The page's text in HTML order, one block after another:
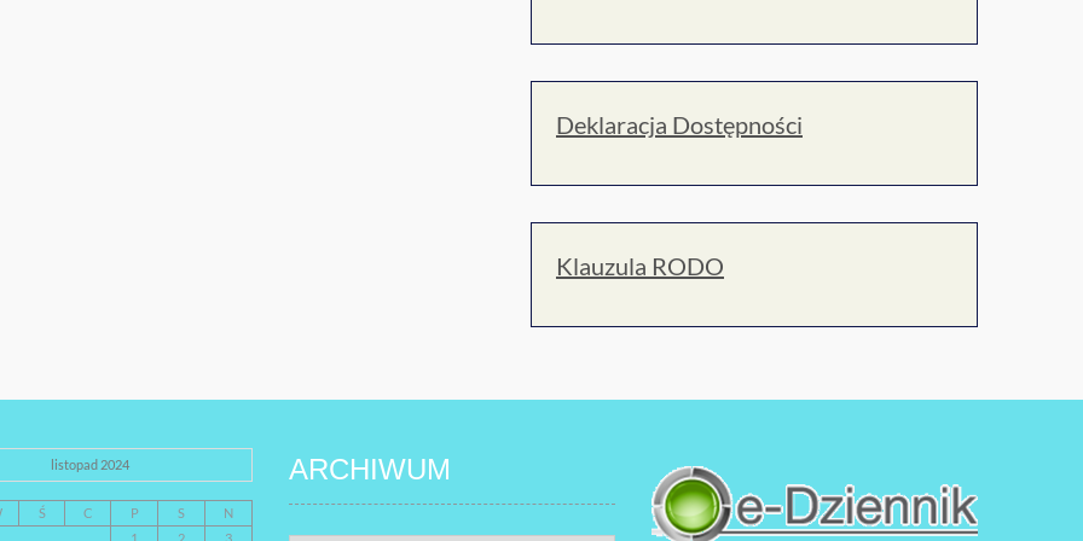
Deklaracja Dostępności
Klauzula RODO
listopad 2024
Ś C P S
N
ARCHIWUM